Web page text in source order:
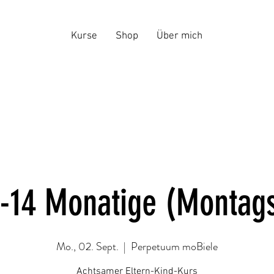
Kurse Shop Über mich
Monatige
Mo., 02. Sept.
  |
Perpetuum moBiele
Achtsamer Eltern-Kind-Kurs